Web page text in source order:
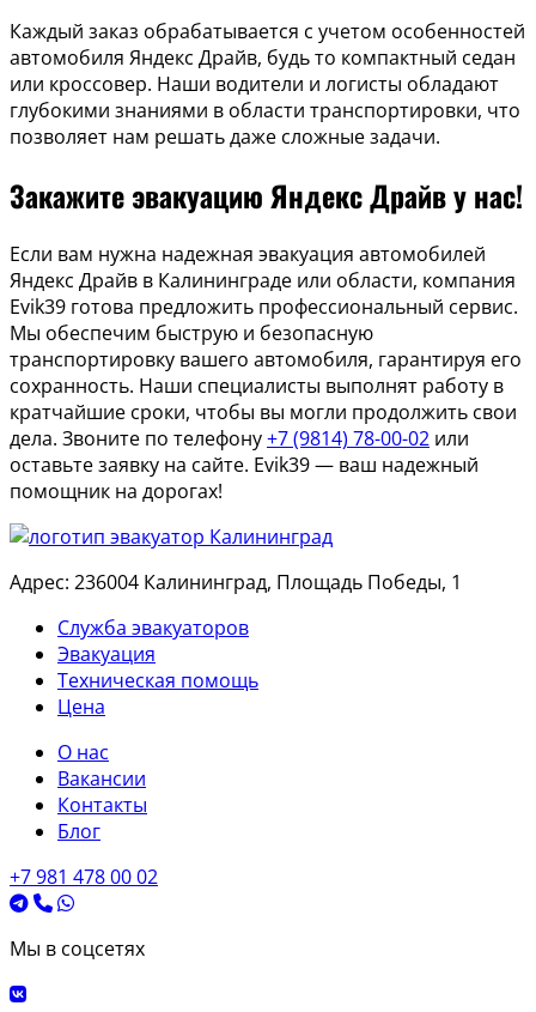
Каждый заказ обрабатывается с учетом особенностей
автомобиля Яндекс Драйв, будь то компактный седан
или кроссовер. Наши водители и логисты обладают
глубокими знаниями в области транспортировки, что
позволяет нам решать даже сложные задачи.
Закажите эвакуацию Яндекс Драйв у нас!
Если вам нужна надежная эвакуация автомобилей
Яндекс Драйв в Калининграде или области, компания
Evik39 готова предложить профессиональный сервис.
Мы обеспечим быструю и безопасную
транспортировку вашего автомобиля, гарантируя его
сохранность. Наши специалисты выполнят работу в
кратчайшие сроки, чтобы вы могли продолжить свои
дела. Звоните по телефону+7 (9814) 78-00-02 или
оставьте заявку на сайте. Evik39 — ваш надежный
помощник на дорогах!
Адрес: 236004 Калининград, Площадь Победы, 1
Служба эвакуаторов
Эвакуация
Техническая помощь
Цена
О нас
Вакансии
Контакты
Блог
+7 981 478 00 02
Мы в соцсетях